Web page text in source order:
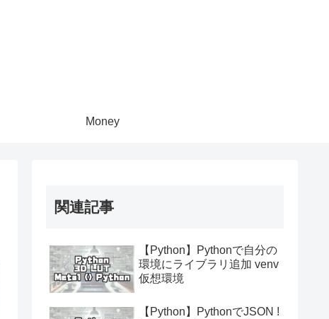
Money
関連記事
【Python】Pythonで自分の
環境にライブラリ追加 venv
仮想環境
【Python】PythonでJSON !